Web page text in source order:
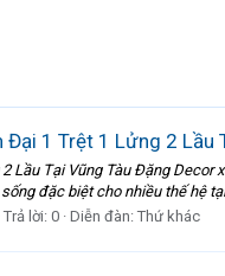
Đại 1 Trệt 1 Lửng 2 Lầu
Lầu Tại Vũng Tàu Đặng
đặc biệt cho nhiều thế hệ
Trả lời: 0 Diễn đàn: Thứ khác